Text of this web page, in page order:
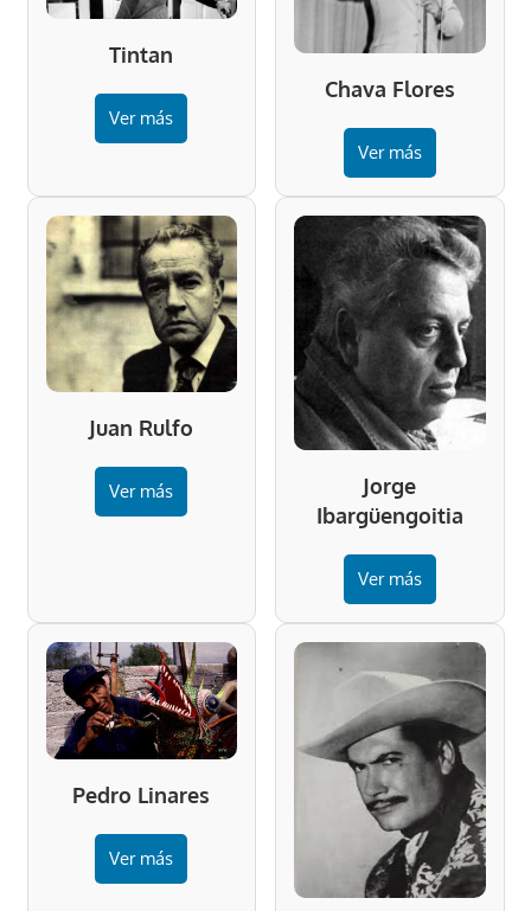
Tintan
Ver más
Chava Flores
Ver más
Juan Rulfo
Ver más
Jorge
Ibargüengoitia
Ver más
Pedro Linares
Ver más